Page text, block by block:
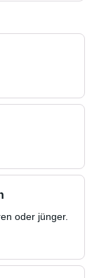
oder jünger.